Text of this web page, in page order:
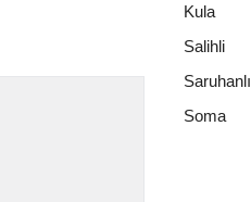
Kula
Salihli
Saruhanlı
Soma